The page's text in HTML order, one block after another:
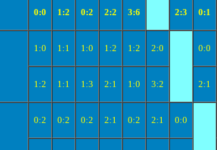
0:0 1:2 0:2 2:2 3:6 2:3 0:1
1:0 1:1 1:0 1:2 1:2 2:0 0:0
1:2 1:1 1:3 2:1 1:0 3:2 2:1
0:2 0:2 0:2 2:1 0:2 2:1 0:0